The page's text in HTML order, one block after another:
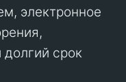
электронное
срок